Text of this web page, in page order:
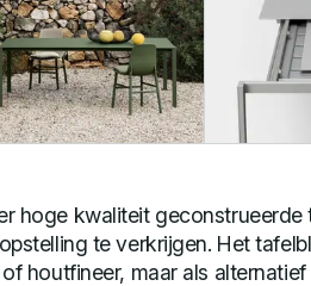
hoge kwaliteit geconstrueerde
te verkrijgen. Het
houtfineer, maar als